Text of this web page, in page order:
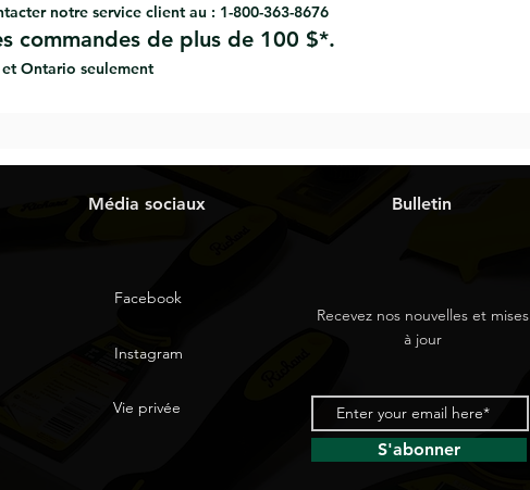
notre service client au : 1-800-363-8676
commandes de plus de 100 $*.
Ontario seulement
Média sociaux
Facebook
Instagram
Vie privée
Bulletin
Recevez nos nouvelles et mises
à jour
S'abonner